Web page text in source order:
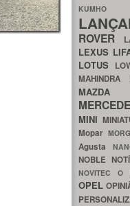
ROVER
LEXUS
LOTUS
MAHINDRA
MINI
Mopar
Agusta
NOBLE
NOVITEC O
OPEL